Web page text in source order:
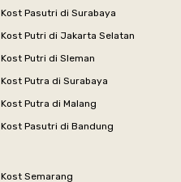
Kost Pasutri di Surabaya
Kost Putri di Jakarta Selatan
Kost Putri di Sleman
Kost Putra di Surabaya
Kost Putra di Malang
Kost Pasutri di Bandung
Kost Semarang